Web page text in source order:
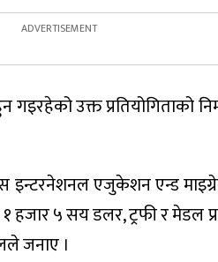
गइरहेको उक्त प्रतियोगिताको
एजुकेशन एन्ड
हजार ५ सय डलर, ट्रफी र मेडल
जनाए ।